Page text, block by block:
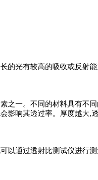
的光有较高的吸收或反射
之一。不同的材料具有不
影响其透过率。厚度越大,
以通过透射比测试仪进行